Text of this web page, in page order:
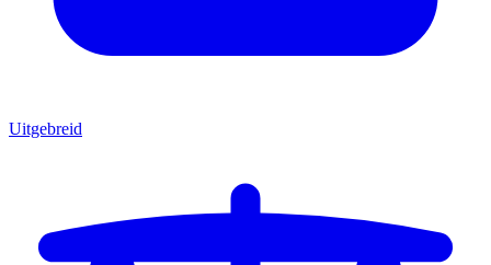
Uitgebreid